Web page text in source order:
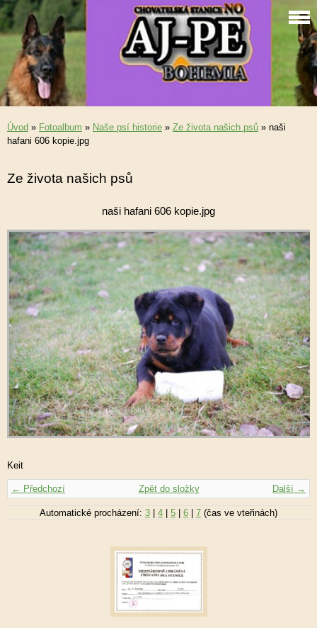
Úvod » Fotoalbum » Naše psí historie » Ze života našich psů » naši
hafani 606 kopie.jpg
Ze života našich psů
naši hafani 606 kopie.jpg
Keit
← Předchozí Další →
Zpět do složky
Automatické procházení: 3 | 4 | 5 | 6 | 7 (čas ve vteřinách)